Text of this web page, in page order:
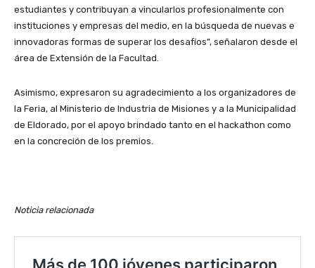
estudiantes y contribuyan a vincularlos profesionalmente con
instituciones y empresas del medio, en la búsqueda de nuevas e
innovadoras formas de superar los desafíos”, señalaron desde el
área de Extensión de la Facultad.
Asimismo, expresaron su agradecimiento a los organizadores de
la Feria, al Ministerio de Industria de Misiones y a la Municipalidad
de Eldorado, por el apoyo brindado tanto en el hackathon como
en la concreción de los premios.
Noticia relacionada